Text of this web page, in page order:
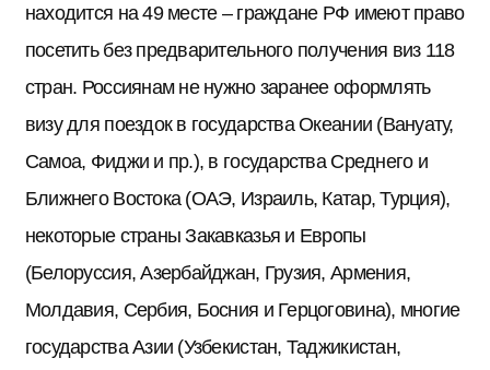
находится на 49 месте – граждане РФ имеют право
посетить без предварительного получения виз 118
стран. Россиянам не нужно заранее оформлять
визу для поездок в государства Океании (Вануату,
Самоа, Фиджи и пр.), в государства Среднего и
Ближнего Востока (ОАЭ, Израиль, Катар, Турция),
некоторые страны Закавказья и Европы
(Белоруссия, Азербайджан, Грузия, Армения,
Молдавия, Сербия, Босния и Герцоговина), многие
государства Азии (Узбекистан, Таджикистан,